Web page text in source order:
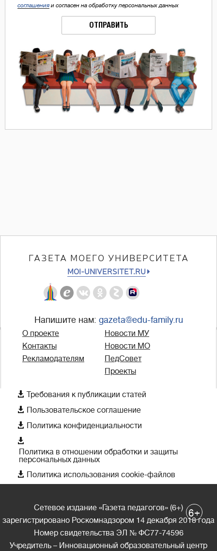
соглашения и согласен на обработку персональных данных
ОТПРАВИТЬ
ГАЗЕТА МОЕГО УНИВЕРСИТЕТА
MOI-UNIVERSITET.RU
Напишите нам: gazeta@edu-family.ru
О проекте
Контакты
Рекламодателям
Новости МУ
Новости МО
ПедСовет
Проекты
 Требования к публикации статей
 Пользовательское соглашение
 Политика конфиденциальности

Политика в отношении обработки и защиты
персональных данных
 Политика использования cookie-файлов
Сетевое издание «Газета педагогов» (6+)
зарегистрировано Роскомнадзором 14 декабря 2018 года
Номер свидетельства ЭЛ № ФС77-74596
Учредитель – Инновационный образовательный центр
6+